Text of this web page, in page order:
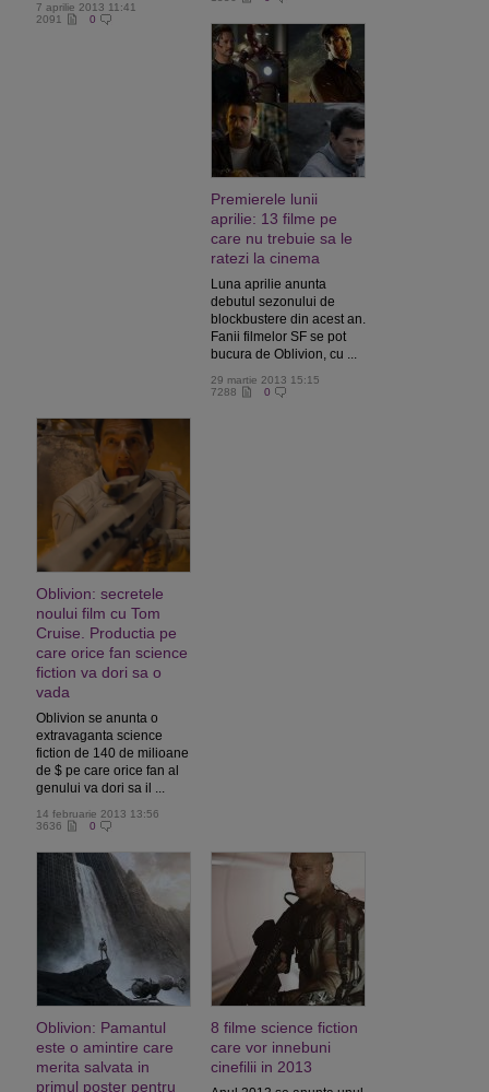
7 aprilie 2013 11:41
2091
0
Premierele lunii
aprilie: 13 filme pe
care nu trebuie sa le
ratezi la cinema
Luna aprilie anunta
debutul sezonului de
blockbustere din acest an.
Fanii filmelor SF se pot
bucura de Oblivion, cu ...
29 martie 2013 15:15
7288
0
Oblivion: secretele
noului film cu Tom
Cruise. Productia pe
care orice fan science
fiction va dori sa o
vada
Oblivion se anunta o
extravaganta science
fiction de 140 de milioane
de $ pe care orice fan al
genului va dori sa il ...
14 februarie 2013 13:56
3636
0
Oblivion: Pamantul
este o amintire care
merita salvata in
primul poster pentru
8 filme science fiction
care vor innebuni
cinefilii in 2013